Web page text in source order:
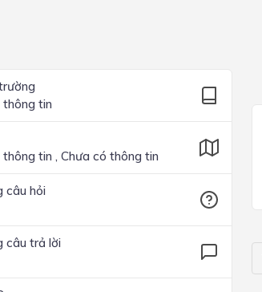
thông tin
thông tin , Chưa có thông tin
câu hỏi
câu trả lời